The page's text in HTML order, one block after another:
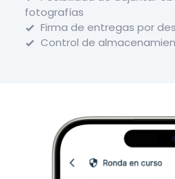
fotografías
Firma de entregas por
Control de